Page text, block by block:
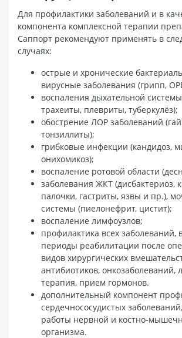
Для профилактики заболеваний и в
компонента комплексной терапии
Саппорт рекомендуют применять в
случаях:
острые и хронические
вирусные заболевания (грипп,
воспаления дыхательной
трахеиты, плевриты, туберкулёз);
обострение ЛОР заболеваний
тонзиллиты);
грибковые инфекции (кандидоз,
онихомикоз);
воспаление ротовой области
заболевания ЖКТ (дисбактериоз,
палочки, гастриты, язвы и пр.),
системы (пиелонефрит, цистит);
воспаление лимфоузлов;
профилактика всех заболеваний,
периоды реабилитации после
видов хирургических
антибиотиков, онкозаболеваний,
терапия, прием гормонов.
дополнительный компонент
сердечнососудистых
работы нервной и костно-
организма.